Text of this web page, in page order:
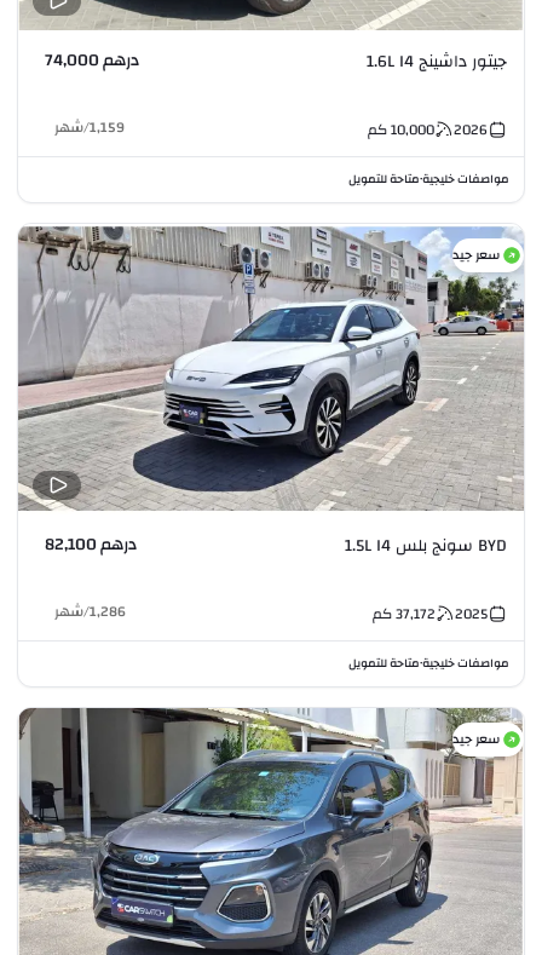
جيتور داشينج 1.6L I4 درهم 74,000
2026
10,000كم 1,159
/شهر
مواصفات خليجية•متاحة للتمويل
سعر جيد
BYD سونج بلس 1.5L I4 درهم 82,100
2025
37,172كم 1,286
/شهر
مواصفات خليجية•متاحة للتمويل
سعر جيد